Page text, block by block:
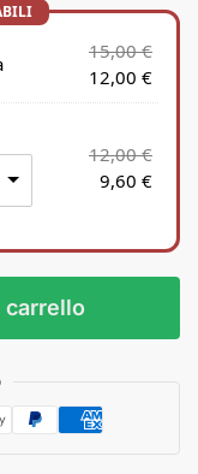
15,00€
12,00 €
12,00€
9,60 €
carrello